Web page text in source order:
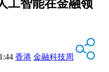
工智能在金融领
香港 金融科技周